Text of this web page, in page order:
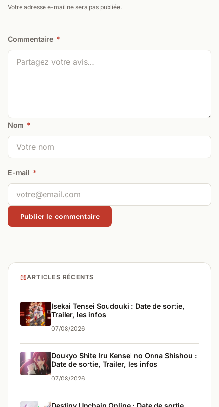
Votre adresse e-mail ne sera pas publiée.
Commentaire *
Nom *
E-mail *
📖ARTICLES RÉCENTS
Isekai Tensei Soudouki : Date de sortie,
Trailer, les infos
07/08/2026
Doukyo Shite Iru Kensei no Onna Shishou :
Date de sortie, Trailer, les infos
07/08/2026
Destiny Unchain Online : Date de sortie,